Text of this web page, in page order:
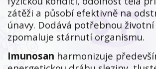
zátěži a působí efektivně na
únavy. Dodává potřebnou
zpomaluje stárnutí organismu.
Imunosan harmonizuje